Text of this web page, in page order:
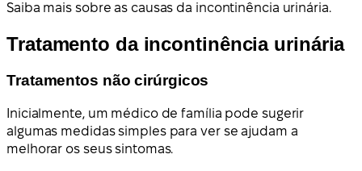
Saiba mais sobre as causas da incontinência urinária.
Tratamento da incontinência urinária
Tratamentos não cirúrgicos
Inicialmente, um médico de família pode sugerir
algumas medidas simples para ver se ajudam a
melhorar os seus sintomas.